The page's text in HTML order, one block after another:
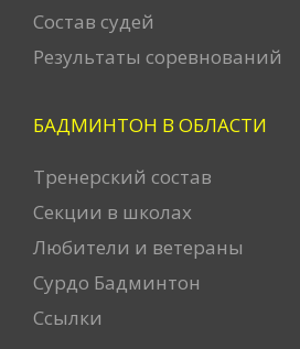
Состав судей
Результаты соревнований
БАДМИНТОН В ОБЛАСТИ
Тренерский состав
Секции в школах
Любители и ветераны
Сурдо Бадминтон
Ссылки